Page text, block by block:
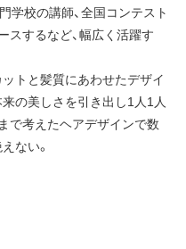
学校の講師、全国コンテスト
スするなど、幅広く活躍す
トと髪質にあわせたデザイ
の美しさを引き出し1人1人
で考えたヘアデザインで数
ない。